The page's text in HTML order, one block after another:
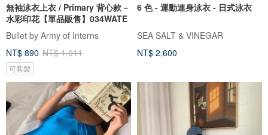
無袖泳衣上衣 / Primary 背心款－
水彩印花【單品販售】034WATE
Bullet by Army of Interns
NT$ 890 NT$ 1,011
可客製
6 色 - 運動連身泳衣 - 日式泳衣
SEA SALT & VINEGAR
NT$ 2,600